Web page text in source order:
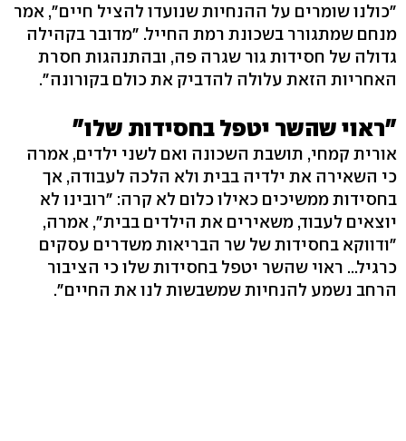
"כולנו שומרים על ההנחיות שנועדו להציל חיים", אמר
מנחם שמתגורר בשכונת רמת החייל. "מדובר בקהילה
גדולה של חסידות גור שגרה פה, ובהתנהגות חסרת
האחריות הזאת עלולה להדביק את כולם בקורונה".
"ראוי שהשר יטפל בחסידות שלו"
אורית קמחי, תושבת השכונה ואם לשני ילדים, אמרה
כי השאירה את ילדיה בבית ולא הלכה לעבודה, אך
בחסידות ממשיכים כאילו כלום לא קרה: "רובינו לא
יוצאים לעבוד, משאירים את הילדים בבית", אמרה,
"ודווקא בחסידות של שר הבריאות משדרים עסקים
כרגיל... ראוי שהשר יטפל בחסידות שלו כי הציבור
הרחב נשמע להנחיות שמשבשות לנו את החיים".